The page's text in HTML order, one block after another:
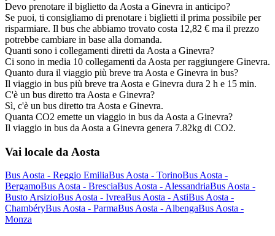
Devo prenotare il biglietto da Aosta a Ginevra in anticipo?
Se puoi, ti consigliamo di prenotare i biglietti il prima possibile per
risparmiare. Il bus che abbiamo trovato costa 12,82 € ma il prezzo
potrebbe cambiare in base alla domanda.
Quanti sono i collegamenti diretti da Aosta a Ginevra?
Ci sono in media 10 collegamenti da Aosta per raggiungere Ginevra.
Quanto dura il viaggio più breve tra Aosta e Ginevra in bus?
Il viaggio in bus più breve tra Aosta e Ginevra dura 2 h e 15 min.
C'è un bus diretto tra Aosta e Ginevra?
Sì, c'è un bus diretto tra Aosta e Ginevra.
Quanta CO2 emette un viaggio in bus da Aosta a Ginevra?
Il viaggio in bus da Aosta a Ginevra genera 7.82kg di CO2.
Vai locale da Aosta
Bus Aosta - Reggio EmiliaBus Aosta - TorinoBus Aosta -
BergamoBus Aosta - BresciaBus Aosta - AlessandriaBus Aosta -
Busto ArsizioBus Aosta - IvreaBus Aosta - AstiBus Aosta -
ChambéryBus Aosta - ParmaBus Aosta - AlbengaBus Aosta -
Monza